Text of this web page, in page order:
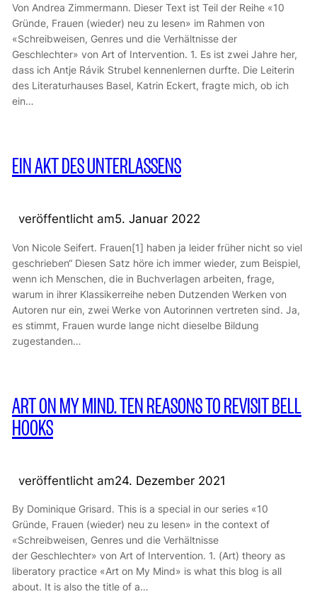
Von Andrea Zimmermann. Dieser Text ist Teil der Reihe «10
Gründe, Frauen (wieder) neu zu lesen» im Rahmen von
«Schreibweisen, Genres und die Verhältnisse der
Geschlechter» von Art of Intervention. 1. Es ist zwei Jahre her,
dass ich Antje Rávik Strubel kennenlernen durfte. Die Leiterin
des Literaturhauses Basel, Katrin Eckert, fragte mich, ob ich
ein…
EIN AKT DES UNTERLASSENS
veröffentlicht am5. Januar 2022
Von Nicole Seifert. Frauen[1] haben ja leider früher nicht so viel
geschrieben“ Diesen Satz höre ich immer wieder, zum Beispiel,
wenn ich Menschen, die in Buchverlagen arbeiten, frage,
warum in ihrer Klassikerreihe neben Dutzenden Werken von
Autoren nur ein, zwei Werke von Autorinnen vertreten sind. Ja,
es stimmt, Frauen wurde lange nicht dieselbe Bildung
zugestanden…
ART ON MY MIND. TEN REASONS TO REVISIT BELL
HOOKS
veröffentlicht am24. Dezember 2021
By Dominique Grisard. This is a special in our series «10
Gründe, Frauen (wieder) neu zu lesen» in the context of
«Schreibweisen, Genres und die Verhältnisse
der Geschlechter» von Art of Intervention. 1. (Art) theory as
liberatory practice «Art on My Mind» is what this blog is all
about. It is also the title of a…